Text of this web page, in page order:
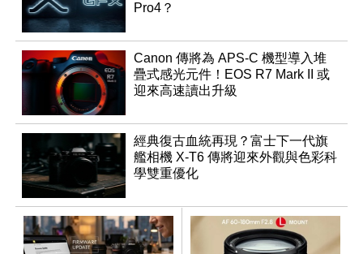
Pro4？
Canon 傳將為 APS-C 機型導入堆
疊式感光元件！EOS R7 Mark II 或
迎來高速讀出升級
經典復古血統再現？富士下一代旗
艦相機 X-T6 傳將迎來外觀與色彩科
學雙重優化